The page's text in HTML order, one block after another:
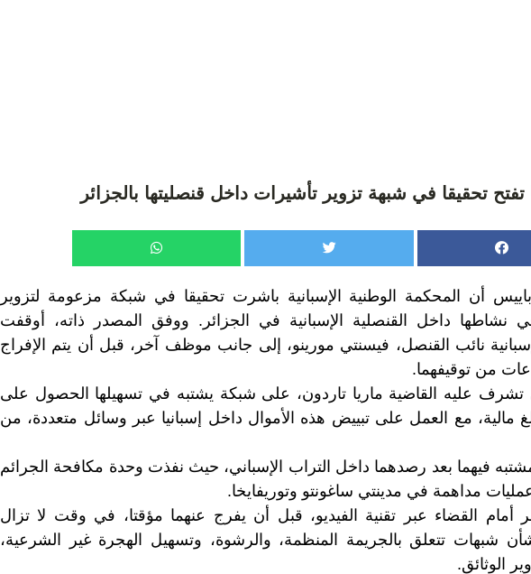
تفتح تحقيقا في شبهة تزوير تأشيرات داخل قنصليتها بالجزائر
أن المحكمة الوطنية الإسبانية باشرت تحقيقا في شبكة مزعومة لتزوير
نشاطها داخل القنصلية الإسبانية في الجزائر. ووفق المصدر ذاته، أوقفت
نائب القنصل، فيسنتي مورينو، إلى جانب موظف آخر، قبل أن يتم الإفراج
من توقيفهما.
تشرف عليه القاضية ماريا تاردون، على شبكة يشتبه في تسهيلها الحصول على
مالية، مع العمل على تبييض هذه الأموال داخل إسبانيا عبر وسائل متعددة، من
فيهما بعد رصدهما داخل التراب الإسباني، حيث نفذت وحدة مكافحة الجرائم
عمليات مداهمة في مدينتي ساغونتو وتوريفايخا.
أمام القضاء عبر تقنية الفيديو، قبل أن يفرج عنهما مؤقتا، في وقت لا تزال
شبهات تتعلق بالجريمة المنظمة، والرشوة، وتسهيل الهجرة غير الشرعية،
الوثائق.